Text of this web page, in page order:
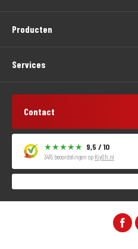
Producten
Services
Contact
9,5 / 10
3415 beoordelingen op KiyOh.nl